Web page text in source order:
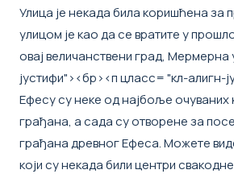
Улица је некада била коришћена
улицом је као да се вратите у
овај величанствени град,
јустифи"><бр><п цласс= "кл-алигн-
Ефесу су неке од најбоље очуваних
грађана, а сада су отворене за
грађана древног Ефеса. Можете
који су некада били центри